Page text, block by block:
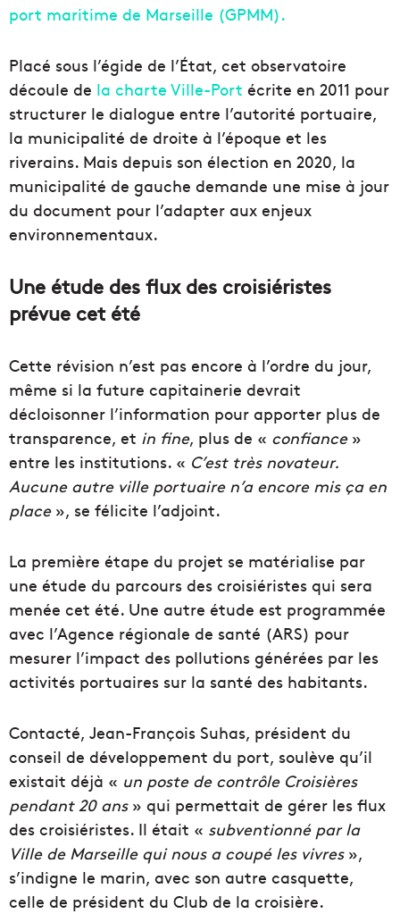
port maritime de Marseille (GPMM).
Placé sous l’égide de l’État, cet observatoire
découle de la charte Ville-Port écrite en 2011 pour
structurer le dialogue entre l’autorité portuaire,
la municipalité de droite à l’époque et les
riverains. Mais depuis son élection en 2020, la
municipalité de gauche demande une mise à jour
du document pour l’adapter aux enjeux
environnementaux.
Une étude des flux des croisiéristes
prévue cet été
Cette révision n’est pas encore à l’ordre du jour,
même si la future capitainerie devrait
décloisonner l’information pour apporter plus de
transparence, et in fine, plus de « confiance»
entre les institutions. « C’est très novateur.
Aucune autre ville portuaire n’a encore mis ça en
place», se félicite l’adjoint.
La première étape du projet se matérialise par
une étude du parcours des croisiéristes qui sera
menée cet été. Une autre étude est programmée
avec l’Agence régionale de santé (ARS) pour
mesurer l’impact des pollutions générées par les
activités portuaires sur la santé des habitants.
Contacté, Jean-François Suhas, président du
conseil de développement du port, soulève qu’il
existait déjà « un poste de contrôle Croisières
pendant 20 ans» qui permettait de gérer les flux
des croisiéristes. Il était « subventionné par la
Ville de Marseille qui nous a coupé les vivres »,
s’indigne le marin, avec son autre casquette,
celle de président du Club de la croisière.